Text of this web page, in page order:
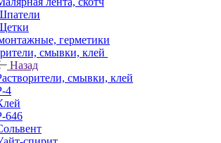
герметики
смывки, клей
Назад
смывки, клей
4
646